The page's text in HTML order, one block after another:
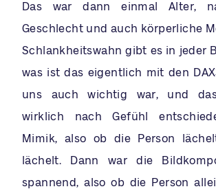
Das war dann einmal Alter,
Geschlecht und auch körperliche
Schlankheitswahn gibt es in jeder
was ist das eigentlich mit den
uns auch wichtig war, und
wirklich nach Gefühl
Mimik, also ob die Person
lächelt. Dann war die
spannend, also ob die Person